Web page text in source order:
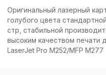
Оригинальный лазерный
голубого цвета
стр, стабильной
высоким качеством печати
LaserJet Pro M252/MFP M277